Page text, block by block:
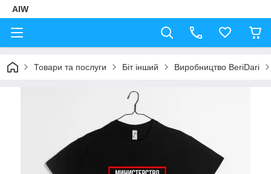
AIW
Товари та послуги Біт інший Виробництво BeriDari